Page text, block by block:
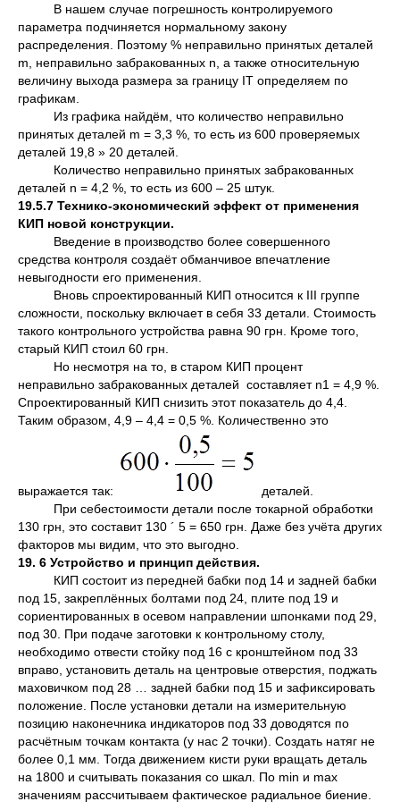
В нашем случае погрешность контролируемого
параметра подчиняется нормальному закону
распределения. Поэтому % неправильно принятых деталей
m, неправильно забракованных n, а также относительную
величину выхода размера за границу IT определяем по
графикам.
Из графика найдём, что количество неправильно
принятых деталей m = 3,3 %, то есть из 600 проверяемых
деталей 19,8 » 20 деталей.
Количество неправильно принятых забракованных
деталей n = 4,2 %, то есть из 600 – 25 штук.
19.5.7 Технико-экономический эффект от применения
КИП новой конструкции.
Введение в производство более совершенного
средства контроля создаёт обманчивое впечатление
невыгодности его применения.
Вновь спроектированный КИП относится к ІІІ группе
сложности, поскольку включает в себя 33 детали. Стоимость
такого контрольного устройства равна 90 грн. Кроме того,
старый КИП стоил 60 грн.
Но несмотря на то, в старом КИП процент
неправильно забракованных деталей составляет n1 = 4,9 %.
Спроектированный КИП снизить этот показатель до 4,4.
Таким образом, 4,9 – 4,4 = 0,5 %. Количественно это
выражается так:
деталей.
При себестоимости детали после токарной обработки
130 грн, это составит 130 ´ 5 = 650 грн. Даже без учёта других
факторов мы видим, что это выгодно.
19. 6 Устройство и принцип действия.
КИП состоит из передней бабки под 14 и задней бабки
под 15, закреплённых болтами под 24, плите под 19 и
сориентированных в осевом направлении шпонками под 29,
под 30. При подаче заготовки к контрольному столу,
необходимо отвести стойку под 16 с кронштейном под 33
вправо, установить деталь на центровые отверстия, поджать
маховичком под 28 … задней бабки под 15 и зафиксировать
положение. После установки детали на измерительную
позицию наконечника индикаторов под 33 доводятся по
расчётным точкам контакта (у нас 2 точки). Создать натяг не
более 0,1 мм. Тогда движением кисти руки вращать деталь
на 1800 и считывать показания со шкал. По min и max
значениям рассчитываем фактическое радиальное биение.